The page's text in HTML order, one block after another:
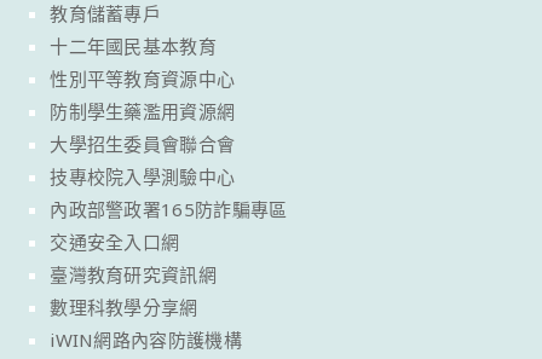
教育儲蓄專戶
十二年國民基本教育
性別平等教育資源中心
防制學生藥濫用資源網
大學招生委員會聯合會
技專校院入學測驗中心
內政部警政署165防詐騙專區
交通安全入口網
臺灣教育研究資訊網
數理科教學分享網
iWIN網路內容防護機構